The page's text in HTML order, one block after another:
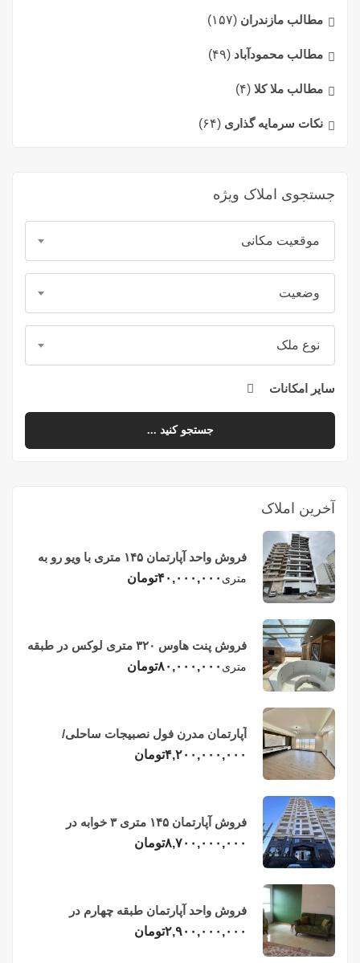
مطالب مازندران (۱۵۷)
مطالب محمودآباد (۴۹)
مطالب ملا کلا (۴)
نکات سرمایه گذاری (۶۴)
جستجوی املاک ویژه
موقعیت مکانی
وضعیت
نوع ملک
سایر امکانات
جستجو کنید ...
آخرین املاک
فروش واحد آپارتمان ۱۴۵ متری با ویو رو به
دریا در فریدونکنار
متری ۴۰,۰۰۰,۰۰۰تومان
فروش پنت هاوس ۳۲۰ متری لوکس در طبقه
چهاردهم فریدونکنار
متری ۸۰,۰۰۰,۰۰۰تومان
آپارتمان مدرن فول نصبیجات ساحلی/
فریدونکنار
۴,۲۰۰,۰۰۰,۰۰۰تومان
فروش آپارتمان ۱۴۵ متری ۳ خوابه در
فریدونکنار
۸,۷۰۰,۰۰۰,۰۰۰تومان
فروش واحد آپارتمان طبقه چهارم در
فریدونکنار
۲,۹۰۰,۰۰۰,۰۰۰تومان